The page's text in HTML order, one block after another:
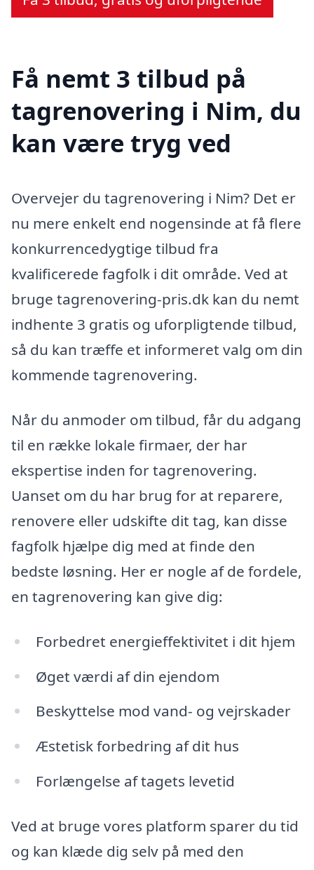
Få nemt 3 tilbud på
tagrenovering i Nim, du
kan være tryg ved
Overvejer du tagrenovering i Nim? Det er
nu mere enkelt end nogensinde at få flere
konkurrencedygtige tilbud fra
kvalificerede fagfolk i dit område. Ved at
bruge tagrenovering-pris.dk kan du nemt
indhente 3 gratis og uforpligtende tilbud,
så du kan træffe et informeret valg om din
kommende tagrenovering.
Når du anmoder om tilbud, får du adgang
til en række lokale firmaer, der har
ekspertise inden for tagrenovering.
Uanset om du har brug for at reparere,
renovere eller udskifte dit tag, kan disse
fagfolk hjælpe dig med at finde den
bedste løsning. Her er nogle af de fordele,
en tagrenovering kan give dig:
Forbedret energieffektivitet i dit hjem
Øget værdi af din ejendom
Beskyttelse mod vand- og vejrskader
Æstetisk forbedring af dit hus
Forlængelse af tagets levetid
Ved at bruge vores platform sparer du tid
og kan klæde dig selv på med den